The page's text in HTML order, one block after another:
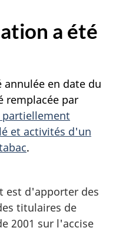
a été
en date du
remplacée par
partiellement
et activités d'un
.
est d'apporter des
titulaires de
2001 sur l'accise